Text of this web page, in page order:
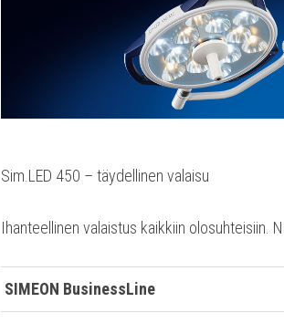
Sim.LED 450 – täydellinen valaisu
Ihanteellinen valaistus kaikkiin olosuhteisiin.
SIMEON BusinessLine